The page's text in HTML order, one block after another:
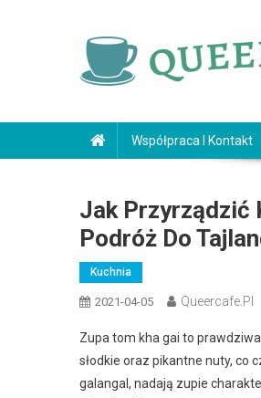
Współpraca I Kontakt
Jak Przyrządzić
Podróż Do
Kuchnia
2021-04-05 Queercafe.pl
Zupa tom kha gai to
słodkie oraz pikantne nuty, co
galangal, nadają zupie